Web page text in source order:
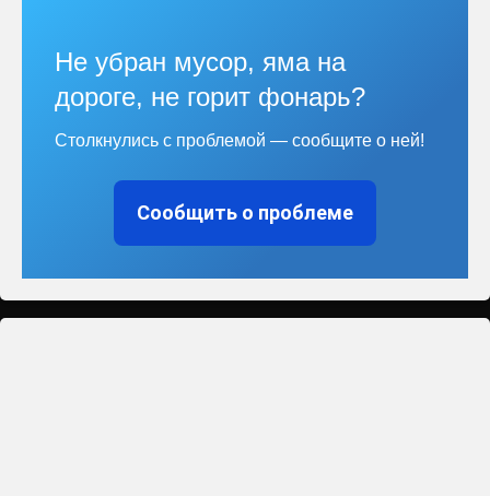
Не убран мусор, яма на
дороге, не горит фонарь?
Столкнулись с проблемой — сообщите о ней!
Сообщить о проблеме